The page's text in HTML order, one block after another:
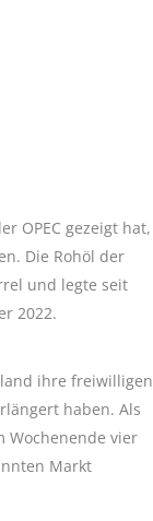
OPEC gezeigt hat,
Die Rohöl der
und legte seit
2022.
ihre freiwilligen
haben. Als
Wochenende vier
Markt